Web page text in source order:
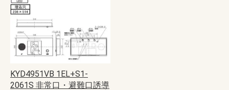
KYD4951VB 1EL+S1-
2061S 非常口・避難口誘導